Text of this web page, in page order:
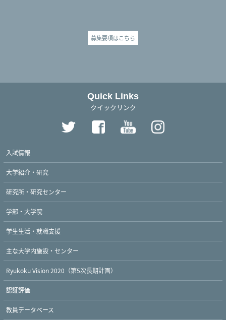
募集要項はこちら
Quick Links
クイックリンク
入試情報
大学紹介・研究
研究所・研究センター
学部・大学院
学生生活・就職支援
主な大学内施設・センター
Ryukoku Vision 2020（第5次長期計画）
認証評価
教員データベース